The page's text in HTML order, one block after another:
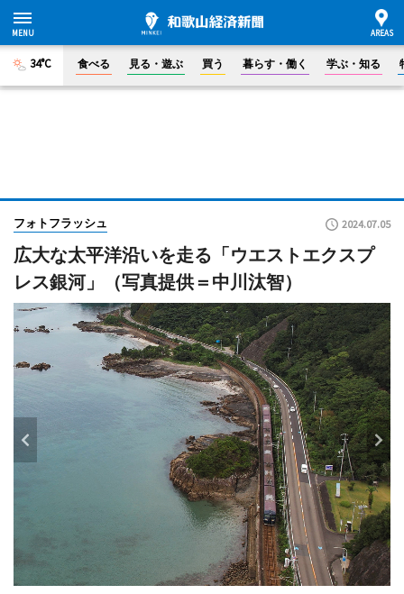
34°C 食べる 見る・遊ぶ 買う 暮らす・働く 学ぶ・知る
フォトフラッシュ 2024.07.05
広大な太平洋沿いを走る「ウエストエクスプ
レス銀河」（写真提供＝中川汰智）